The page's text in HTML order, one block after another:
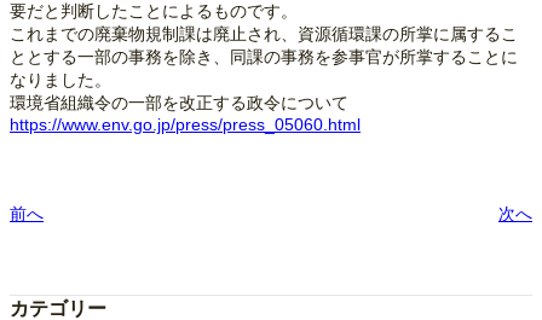
要だと判断したことによるものです。
これまでの廃棄物規制課は廃止され、資源循環課の所掌に属するこ
ととする一部の事務を除き、同課の事務を参事官が所掌することに
なりました。
環境省組織令の一部を改正する政令について
https://www.env.go.jp/press/press_05060.html
前へ 次へ
カテゴリー